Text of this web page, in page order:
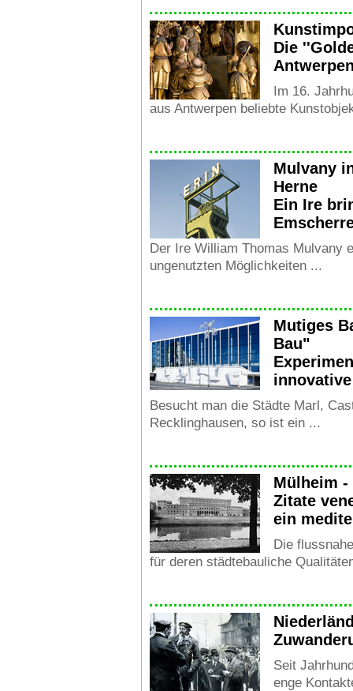
Die
Im 16.
aus Antwerpen beliebte
Mulvany
Herne
Ein Ire
Der Ire William Thomas Mulvany
ungenutzten Möglichkeiten ...
Mutiges
Bau"
Besucht man die Städte Marl,
Recklinghausen, so ist ein ...
Mülheim
Zitate
ein
Die
für deren städtebauliche
Seit
enge